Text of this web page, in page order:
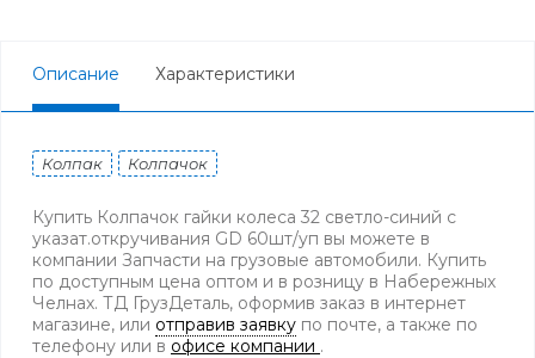
Описание Характеристики
Колпак Колпачок
Купить Колпачок гайки колеса 32 светло-синий с
указат.откручивания GD 60шт/уп вы можете в
компании Запчасти на грузовые автомобили. Купить
по доступным цена оптом и в розницу в Набережных
Челнах. ТД ГрузДеталь, оформив заказ в интернет
магазине, или отправив заявку по почте, а также по
телефону или в офисе компании .